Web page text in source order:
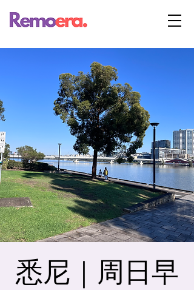
悉尼｜周日早